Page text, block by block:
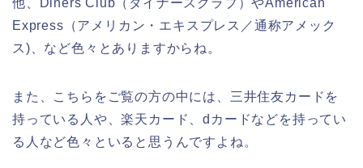
Express（アメリカン・エキスプレス／通称アメック
ス)、など色々とありますからね。
また、こちらをご覧の方の中には、三井住友カードを
持っている人や、楽天カード、dカードなどを持ってい
る人など色々といると思うんですよね。